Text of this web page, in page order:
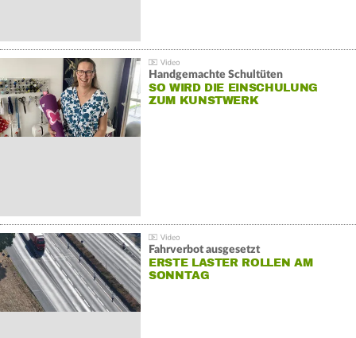
Handgemachte Schultüten
SO WIRD DIE EINSCHULUNG
ZUM KUNSTWERK
Fahrverbot ausgesetzt
ERSTE LASTER ROLLEN AM
SONNTAG